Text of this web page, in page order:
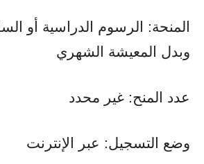
المنحة: الرسوم الدراسية أو
وبدل المعيشة الشهري
عدد المنح: غير محدد
وضع التسجيل: عبر الإنترنت